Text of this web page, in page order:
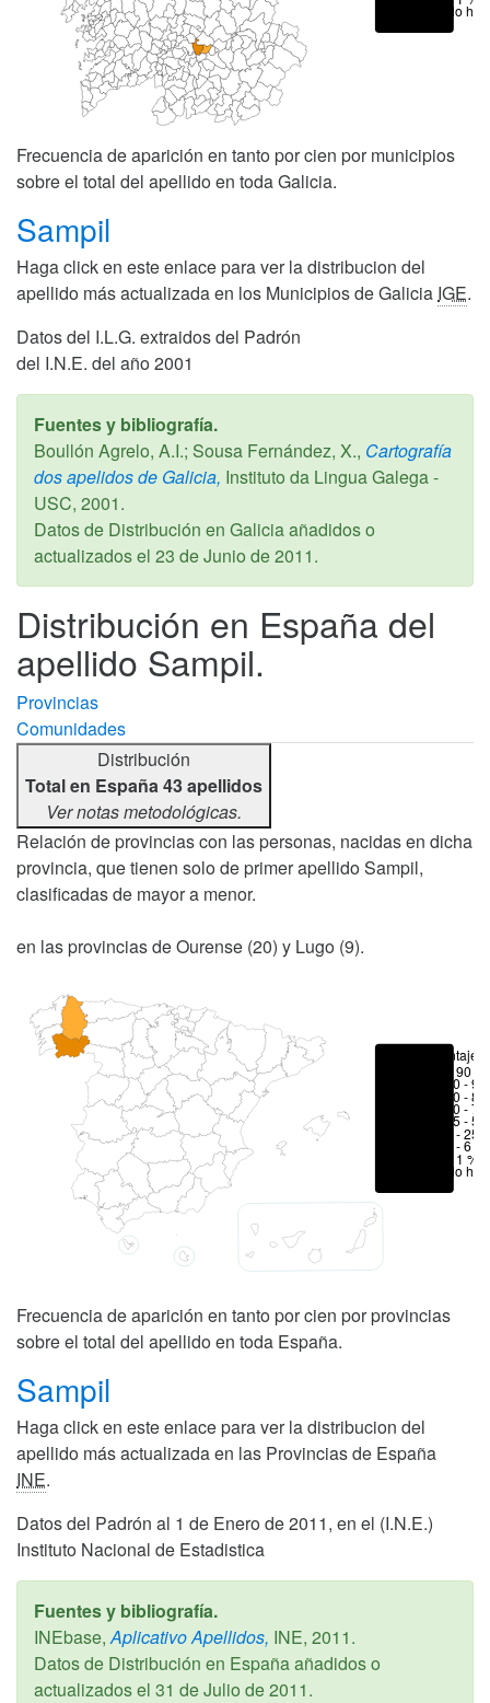
No hay
Frecuencia de aparición en tanto por cien por municipios
sobre el total del apellido en toda Galicia.
Sampil
Haga click en este enlace para ver la distribucion del
apellido más actualizada en los Municipios de Galicia IGE.
Datos del I.L.G. extraidos del Padrón
del I.N.E. del año 2001
Fuentes y bibliografía.
Boullón Agrelo, A.I.; Sousa Fernández, X., Cartografía
dos apelidos de Galicia, Instituto da Lingua Galega -
USC, 2001.
Datos de Distribución en Galicia añadidos o
actualizados el 23 de Junio de 2011.
Distribución en España del
apellido Sampil.
Provincias
Comunidades
Distribución
Total en España 43 apellidos
Ver notas metodológicas.
Relación de provincias con las personas, nacidas en dicha
provincia, que tienen solo de primer apellido Sampil,
clasificadas de mayor a menor.
en las provincias de Ourense (20) y Lugo (9).
Porcentajes
> 90 %
80 -
70 -
50 -
25 -
6 - 25
1 - 6 %
< 1 %
No hay
Frecuencia de aparición en tanto por cien por provincias
sobre el total del apellido en toda España.
Sampil
Haga click en este enlace para ver la distribucion del
apellido más actualizada en las Provincias de España
INE.
Datos del Padrón al 1 de Enero de 2011, en el (I.N.E.)
Instituto Nacional de Estadistica
Fuentes y bibliografía.
INEbase, Aplicativo Apellidos, INE, 2011.
Datos de Distribución en España añadidos o
actualizados el 31 de Julio de 2011.